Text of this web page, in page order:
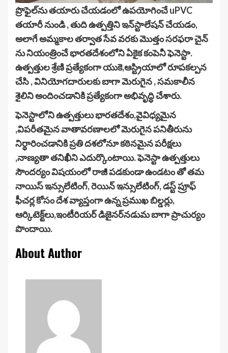
ప్రొఫైల్‌ను తయారు చేయడంలో ఉపయోగించే uPVC
తయారీ నుండి , తుది ఉత్పత్తిని ఇన్‌స్టాలేషన్ చేయడం,
అలాగే అమ్మకాల తర్వాత సేవ వరకు మొత్తం సరఫరా చైన్
ను నియంత్రించే భారతదేశంలోని ఏకైక కంపెనీ ఫెనెస్టా.
ఉత్పత్తుల శ్రేణి ప్రత్యేకంగా యుకె,ఆస్ట్రియాలో రూపకల్పన
చేసి , వినియోగదారులకు బాగా మెరుగైన , సమకాలీన
శైలిని అందించడానికి ప్రత్యేకంగా అభివృద్ధి చేశారు.
ఫెనెస్టాలోని ఉత్పత్తులు భారతదేశం,వైవిధ్యమైన
,విపరీతమైన వాతావరణాలలో మెరుగైన పనితీరును
నిర్ధారించడానికి ప్రతి దశలోనూ కఠినమైన పరీక్షలు
,నాణ్యతా తనిఖీని ఎదుర్కొంటాయి. ఫెనెస్టా ఉత్పత్తులు
సౌందర్యం విషయంలో రాజీ పడకుండా ఉండటం తో తమ
నాయిస్ ఇన్సులేటింగ్, రెయిన్ ఇన్సులేటింగ్, డస్ట్ ప్రూఫ్
ఫీచర్ల కోసం దేశ వ్యాప్తంగా ఉన్న ప్రముఖ బిల్డర్లు,
ఆర్కిటెక్ట్‌లు,ఇంటీరియర్ డిజైనర్‌నడుమ బాగా ప్రాచుర్యం
పొందాయి.
About Author